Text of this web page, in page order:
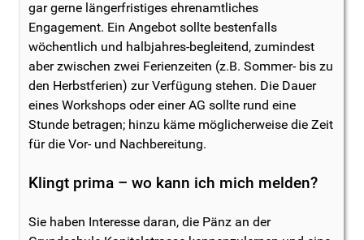
gar gerne längerfristiges ehrenamtliches
Engagement. Ein Angebot sollte bestenfalls
wöchentlich und halbjahres-begleitend, zumindest
aber zwischen zwei Ferienzeiten (z.B. Sommer- bis zu
den Herbstferien) zur Verfügung stehen. Die Dauer
eines Workshops oder einer AG sollte rund eine
Stunde betragen; hinzu käme möglicherweise die Zeit
für die Vor- und Nachbereitung.
Klingt prima – wo kann ich mich melden?
Sie haben Interesse daran, die Pänz an der